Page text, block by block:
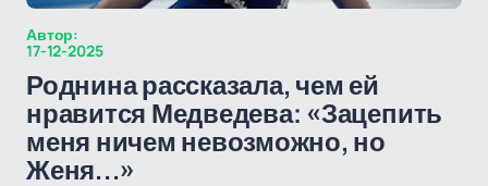
Автор:
17-12-2025
Роднина рассказала, чем ей
нравится Медведева: «Зацепить
меня ничем невозможно, но
Женя…»